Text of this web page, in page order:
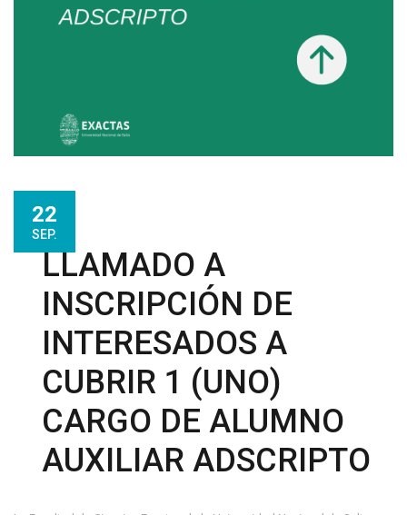
22
SEP.
LLAMADO A
INSCRIPCIÓN DE
INTERESADOS A
CUBRIR 1 (UNO)
CARGO DE ALUMNO
AUXILIAR ADSCRIPTO